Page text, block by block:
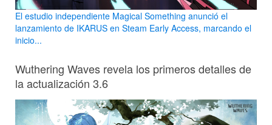
El estudio independiente Magical Something anunció el
lanzamiento de IKARUS en Steam Early Access, marcando el
inicio...
Wuthering Waves revela los primeros detalles de
la actualización 3.6